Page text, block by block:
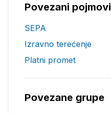
Povezani pojmovi
SEPA
Izravno terećenje
Platni promet
Povezane grupe